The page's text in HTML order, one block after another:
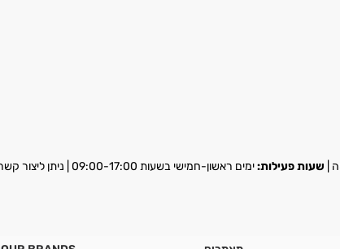
שעות פעילות:ימים ראשון-חמישי בשעות 09:00-17:00 | ניתן ליצור קשר במספר